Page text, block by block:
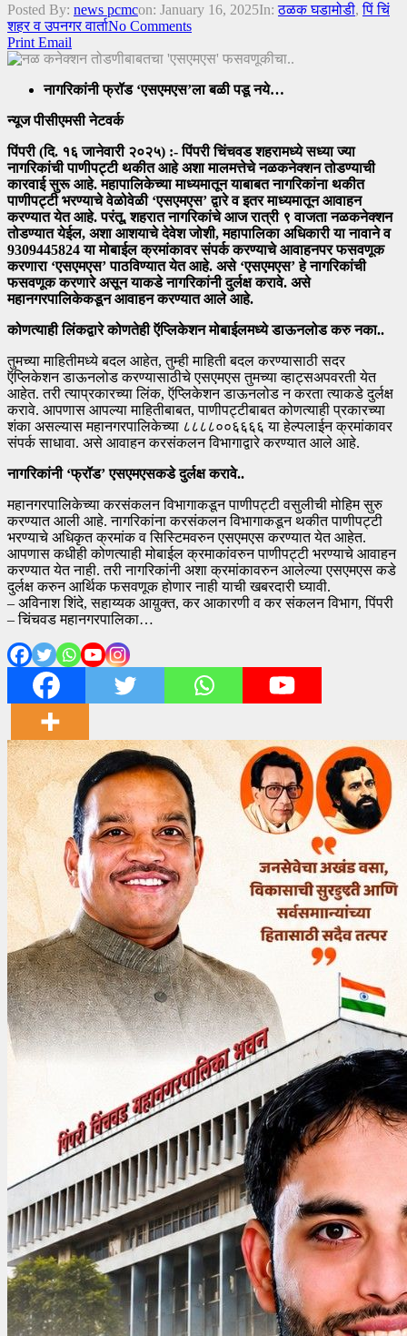
Posted By: news pcmcon: January 16, 2025In:ठळक घडामोडी,पिं चिं
शहर व उपनगर वार्ताNo Comments
Print Email
नागरिकांनी फ्रॉड ‘एसएमएस’ला बळी पडू नये…
न्यूज पीसीएमसी नेटवर्क
पिंपरी (दि. १६ जानेवारी २०२५) :- पिंपरी चिंचवड शहरामध्ये सध्या ज्या
नागरिकांची पाणीपट्टी थकीत आहे अशा मालमत्तेचे नळकनेक्शन तोडण्याची
कारवाई सुरू आहे. महापालिकेच्या माध्यमातून याबाबत नागरिकांना थकीत
पाणीपट्टी भरण्याचे वेळोवेळी ‘एसएमएस’ द्वारे व इतर माध्यमातून आवाहन
करण्यात येत आहे. परंतू, शहरात नागरिकांचे आज रात्री ९ वाजता नळकनेक्शन
तोडण्यात येईल, अशा आशयाचे देवेश जोशी, महापालिका अधिकारी या नावाने व
9309445824 या मोबाईल क्रमांकावर संपर्क करण्याचे आवाहनपर फसवणूक
करणारा ‘एसएमएस’ पाठविण्यात येत आहे. असे ‘एसएमएस’ हे नागरिकांची
फसवणूक करणारे असून याकडे नागरिकांनी दुर्लक्ष करावे. असे
महानगरपालिकेकडून आवाहन करण्यात आले आहे.
कोणत्याही लिंकद्वारे कोणतेही ऍप्लिकेशन मोबाईलमध्ये डाऊनलोड करु नका..
तुमच्या माहितीमध्ये बदल आहेत, तुम्ही माहिती बदल करण्यासाठी सदर
ऍप्लिकेशन डाऊनलोड करण्यासाठीचे एसएमएस तुमच्या व्हाट्सअपवरती येत
आहेत. तरी त्याप्रकारच्या लिंक, ऍप्लिकेशन डाऊनलोड न करता त्याकडे दुर्लक्ष
करावे. आपणास आपल्या माहितीबाबत, पाणीपट्टीबाबत कोणत्याही प्रकारच्या
शंका असल्यास महानगरपालिकेच्या ८८८८००६६६६ या हेल्पलाईन क्रमांकावर
संपर्क साधावा. असे आवाहन करसंकलन विभागाद्वारे करण्यात आले आहे.
नागरिकांनी ‘फ्रॉड’ एसएमएसकडे दुर्लक्ष करावे..
महानगरपालिकेच्या करसंकलन विभागाकडून पाणीपट्टी वसुलीची मोहिम सुरु
करण्यात आली आहे. नागरिकांना करसंकलन विभागाकडून थकीत पाणीपट्टी
भरण्याचे अधिकृत क्रमांक व सिस्टिमवरुन एसएमएस करण्यात येत आहेत.
आपणास कधीही कोणत्याही मोबाईल क्रमाकांवरुन पाणीपट्टी भरण्याचे आवाहन
करण्यात येत नाही. तरी नागरिकांनी अशा क्रमांकावरुन आलेल्या एसएमएस कडे
दुर्लक्ष करुन आर्थिक फसवणूक होणार नाही याची खबरदारी घ्यावी.
– अविनाश शिंदे, सहाय्यक आय़ुक्त, कर आकारणी व कर संकलन विभाग, पिंपरी
– चिंचवड महानगरपालिका…